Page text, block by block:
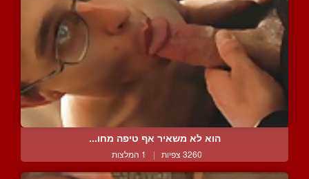
הוא לא משאיר אף טיפה מחו...
3260 צפיות | 1 המלצות